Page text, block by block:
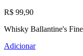
R$ 99,90
Whisky Ballantine's
Adicionar